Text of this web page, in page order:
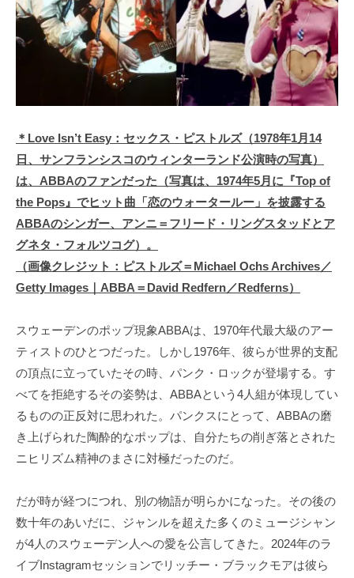
＊Love Isn’t Easy：セックス・ピストルズ（1978年1月14
日、サンフランシスコのウィンターランド公演時の写真）
は、ABBAのファンだった（写真は、1974年5月に『Top of
the Pops』でヒット曲「恋のウォータールー」を披露する
ABBAのシンガー、アンニ＝フリード・リングスタッドとア
グネタ・フォルツコグ）。
（画像クレジット：ピストルズ＝Michael Ochs Archives／
Getty Images｜ABBA＝David Redfern／Redferns）
スウェーデンのポップ現象ABBAは、1970年代最大級のアー
ティストのひとつだった。しかし1976年、彼らが世界的支配
の頂点に立っていたその時、パンク・ロックが登場する。す
べてを拒絶するその姿勢は、ABBAという4人組が体現してい
るものの正反対に思われた。パンクスにとって、ABBAの磨
き上げられた陶酔的なポップは、自分たちの削ぎ落とされた
ニヒリズム精神のまさに対極だったのだ。
だが時が経つにつれ、別の物語が明らかになった。その後の
数十年のあいだに、ジャンルを超えた多くのミュージシャン
が4人のスウェーデン人への愛を公言してきた。2024年のラ
イブInstagramセッションでリッチー・ブラックモアは彼ら